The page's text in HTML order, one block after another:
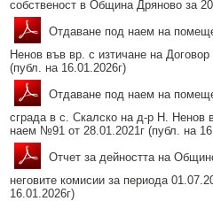
собственост в Община Дряново за
Отдаване под наем на
Ненов във вр. с изтичане на
(публ. на 16.01.2026г)
Отдаване под наем на
сграда в с. Скалско на д-р Н. Ненов
наем №91 от 28.01.2021г (публ. на
Отчет за дейността на
неговите комисии за периода
16.01.2026г)